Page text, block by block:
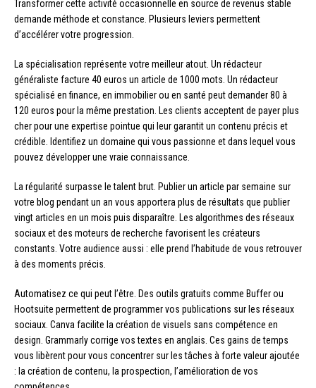
Transformer cette activité occasionnelle en source de revenus stable
demande méthode et constance. Plusieurs leviers permettent
d’accélérer votre progression.
La spécialisation représente votre meilleur atout. Un rédacteur
généraliste facture 40 euros un article de 1000 mots. Un rédacteur
spécialisé en finance, en immobilier ou en santé peut demander 80 à
120 euros pour la même prestation. Les clients acceptent de payer plus
cher pour une expertise pointue qui leur garantit un contenu précis et
crédible. Identifiez un domaine qui vous passionne et dans lequel vous
pouvez développer une vraie connaissance.
La régularité surpasse le talent brut. Publier un article par semaine sur
votre blog pendant un an vous apportera plus de résultats que publier
vingt articles en un mois puis disparaître. Les algorithmes des réseaux
sociaux et des moteurs de recherche favorisent les créateurs
constants. Votre audience aussi : elle prend l’habitude de vous retrouver
à des moments précis.
Automatisez ce qui peut l’être. Des outils gratuits comme Buffer ou
Hootsuite permettent de programmer vos publications sur les réseaux
sociaux. Canva facilite la création de visuels sans compétence en
design. Grammarly corrige vos textes en anglais. Ces gains de temps
vous libèrent pour vous concentrer sur les tâches à forte valeur ajoutée
: la création de contenu, la prospection, l’amélioration de vos